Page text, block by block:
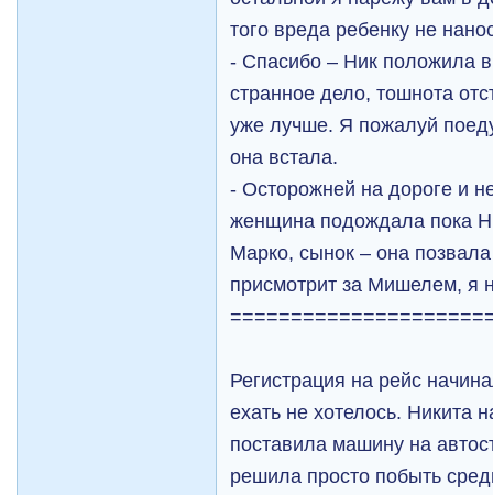
того вреда ребенку не
- Спасибо – Ник положила
странное дело, тошнота
уже лучше. Я пожалуй
она встала.
- Осторожней на дороге и
женщина подождала пока
Марко, сынок – она
присмотрит за Мишелем, я
Регистрация на рейс
ехать не хотелось. Никита
поставила машину на
решила просто побыть